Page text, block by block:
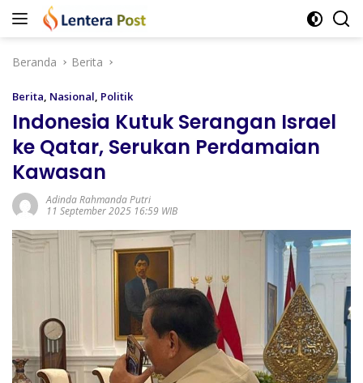
Langsung
Beranda
Berita
Berita, Nasional, Politik
Indonesia Kutuk Serangan Israel
ke Qatar, Serukan Perdamaian
Kawasan
Adinda Rahmanda Putri
11 September 2025 16:59 WIB